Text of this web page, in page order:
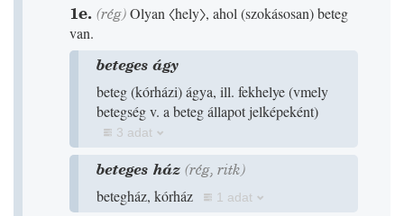
1e. (rég)Olyan 〈hely〉, ahol (szokásosan)beteg
van.
beteges ágy
beteg(kórházi)ágya, ill. fekhelye(vmely
betegség v. a beteg állapot jelképeként)
3 adat
beteges ház (rég, ritk)
betegház, kórház 1 adat